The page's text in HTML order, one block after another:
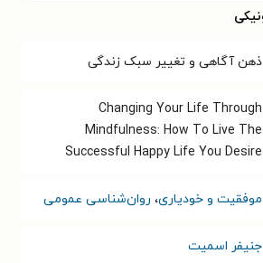
ذهن آگاهی و تغییر سبک زندگی
Changing Your Life Through
Mindfulness: How To Live The
Successful Happy Life You Desire
موفقیت و خودیاری، روان‌شناسی عمومی
جنیفر اسمیت